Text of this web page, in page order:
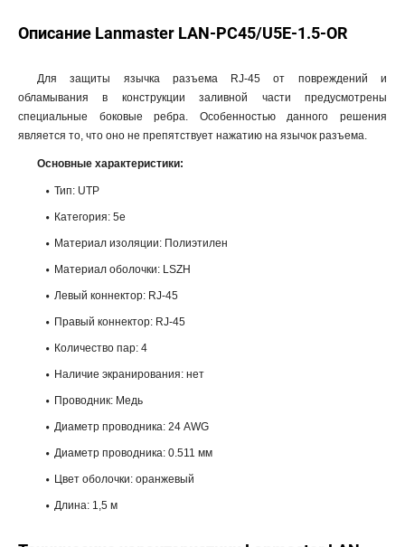
Описание Lanmaster LAN-PC45/U5E-1.5-OR
Для защиты язычка разъема RJ-45 от повреждений и
обламывания в конструкции заливной части предусмотрены
специальные боковые ребра. Особенностью данного решения
является то, что оно не препятствует нажатию на язычок разъема.
Основные характеристики:
Тип: UTP
Категория: 5e
Материал изоляции: Полиэтилен
Материал оболочки: LSZH
Левый коннектор: RJ-45
Правый коннектор: RJ-45
Количество пар: 4
Наличие экранирования: нет
Проводник: Медь
Диаметр проводника: 24 AWG
Диаметр проводника: 0.511 мм
Цвет оболочки: оранжевый
Длина: 1,5 м